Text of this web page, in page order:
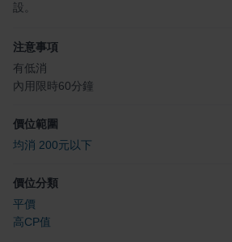
設。
注意事項
有低消
內用限時60分鐘
價位範圍
均消 200元以下
價位分類
平價
高CP值